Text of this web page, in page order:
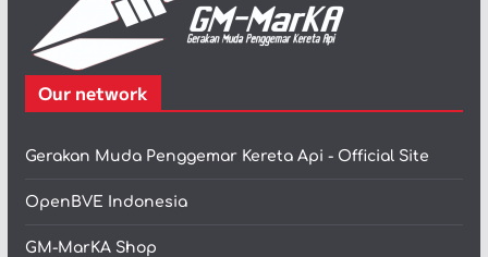
Our network
Gerakan Muda Penggemar Kereta Api - Official Site
OpenBVE Indonesia
GM-MarKA Shop